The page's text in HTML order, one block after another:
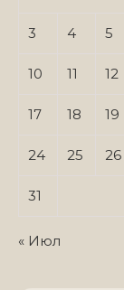
3 4 5
10 11 12
17 18 19
24 25 26
31
« Июл